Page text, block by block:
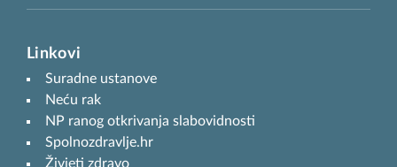
Linkovi
Suradne ustanove
Neću rak
NP ranog otkrivanja slabovidnosti
Spolnozdravlje.hr
Živjeti zdravo